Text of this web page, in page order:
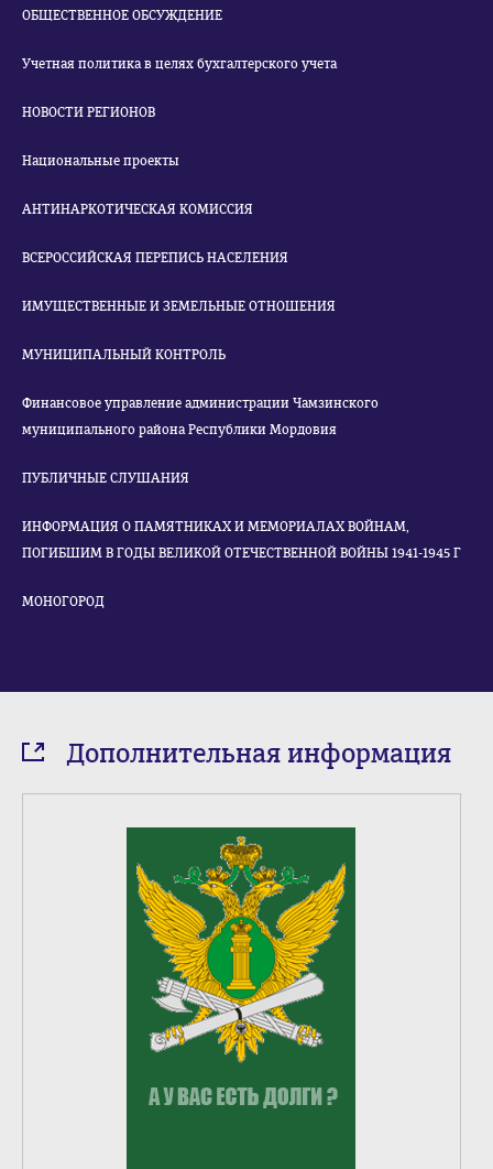
ОБЩЕСТВЕННОЕ ОБСУЖДЕНИЕ
Учетная политика в целях бухгалтерского учета
НОВОСТИ РЕГИОНОВ
Национальные проекты
АНТИНАРКОТИЧЕСКАЯ КОМИССИЯ
ВСЕРОССИЙСКАЯ ПЕРЕПИСЬ НАСЕЛЕНИЯ
ИМУЩЕСТВЕННЫЕ И ЗЕМЕЛЬНЫЕ ОТНОШЕНИЯ
МУНИЦИПАЛЬНЫЙ КОНТРОЛЬ
Финансовое управление администрации Чамзинского
муниципального района Республики Мордовия
ПУБЛИЧНЫЕ СЛУШАНИЯ
ИНФОРМАЦИЯ О ПАМЯТНИКАХ И МЕМОРИАЛАХ ВОЙНАМ,
ПОГИБШИМ В ГОДЫ ВЕЛИКОЙ ОТЕЧЕСТВЕННОЙ ВОЙНЫ 1941-1945 Г
МОНОГОРОД
Дополнительная информация